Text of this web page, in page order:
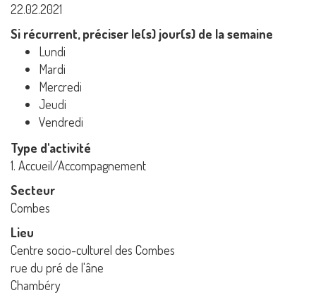
22.02.2021
Si récurrent, préciser le(s) jour(s) de la semaine
Lundi
Mardi
Mercredi
Jeudi
Vendredi
Type d'activité
1. Accueil/Accompagnement
Secteur
Combes
Lieu
Centre socio-culturel des Combes
rue du pré de l'âne
Chambéry